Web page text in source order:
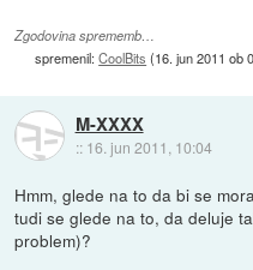
Zgodovina sprememb…
spremenil:CoolBits (16. jun 2011 ob
M-XXXX
:: 16. jun 2011, 10:04
Hmm, glede na to da bi se
tudi se glede na to, da deluje
problem)?